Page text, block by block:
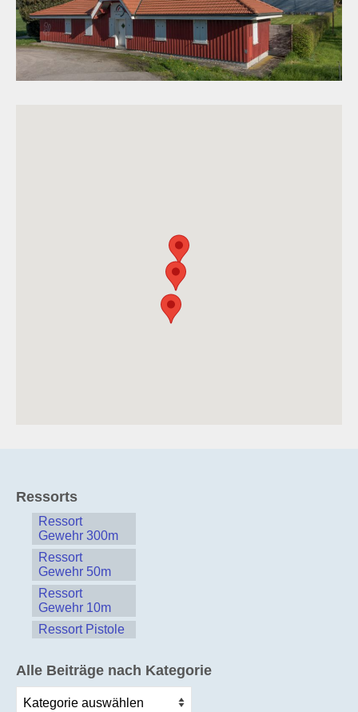
Ressorts
Ressort
Gewehr 300m
Ressort
Gewehr 50m
Ressort
Gewehr 10m
Ressort Pistole
Alle Beiträge nach Kategorie
Beiträge